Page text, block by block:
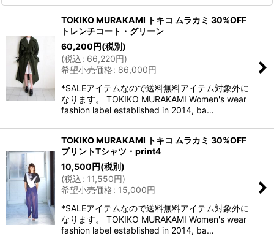
TOKIKO MURAKAMI トキコ ムラカミ 30%OFF
トレンチコート・グリーン
60,200円(税別)
(税込: 66,220円)
希望小売価格: 86,000円
*SALEアイテムなので送料無料アイテム対象外に
なります。 TOKIKO MURAKAMI Women's wear
fashion label established in 2014, ba…
TOKIKO MURAKAMI トキコ ムラカミ 30%OFF
プリントTシャツ・print4
10,500円(税別)
(税込: 11,550円)
希望小売価格: 15,000円
*SALEアイテムなので送料無料アイテム対象外に
なります。 TOKIKO MURAKAMI Women's wear
fashion label established in 2014, ba…